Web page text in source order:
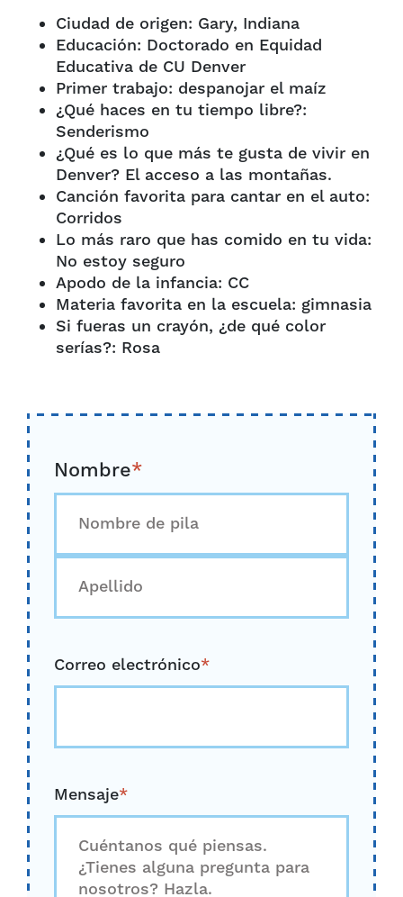
Ciudad de origen: Gary, Indiana
Educación: Doctorado en Equidad
Educativa de CU Denver
Primer trabajo: despanojar el maíz
¿Qué haces en tu tiempo libre?:
Senderismo
¿Qué es lo que más te gusta de vivir en
Denver? El acceso a las montañas.
Canción favorita para cantar en el auto:
Corridos
Lo más raro que has comido en tu vida:
No estoy seguro
Apodo de la infancia: CC
Materia favorita en la escuela: gimnasia
Si fueras un crayón, ¿de qué color
serías?: Rosa
Nombre*
Primero
Correo electrónico*
Mensaje*